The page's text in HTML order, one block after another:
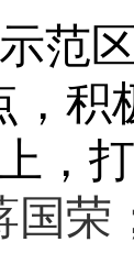
范
， 积
，
国荣